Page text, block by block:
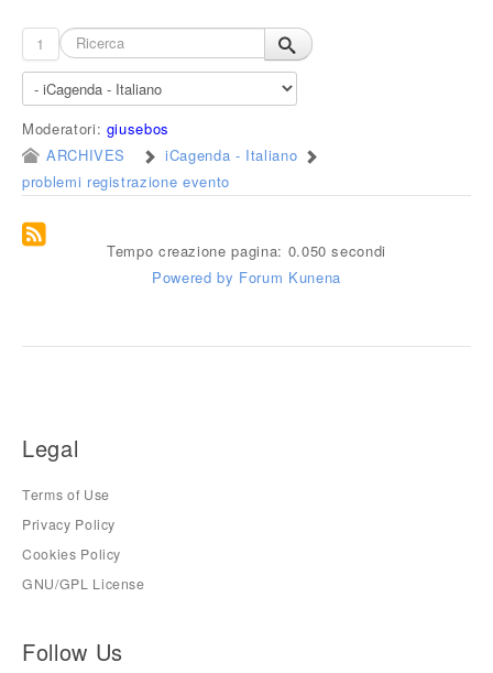
1
Moderatori: giusebos
ARCHIVES
iCagenda - Italiano
problemi registrazione evento
Tempo creazione pagina: 0.050 secondi
Powered by Forum Kunena
Legal
Terms of Use
Privacy Policy
Cookies Policy
GNU/GPL License
Follow Us